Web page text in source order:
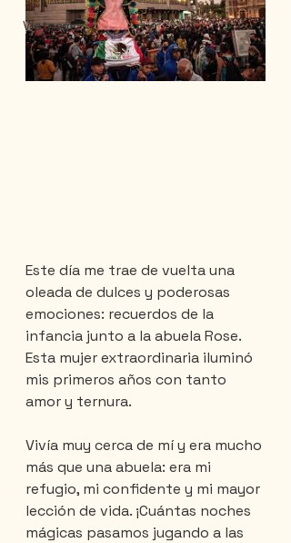
Vietnam
Este día me trae de vuelta una
oleada de dulces y poderosas
emociones: recuerdos de la
infancia junto a la abuela Rose.
Esta mujer extraordinaria iluminó
mis primeros años con tanto
amor y ternura.
Vivía muy cerca de mí y era mucho
más que una abuela: era mi
refugio, mi confidente y mi mayor
lección de vida. ¡Cuántas noches
mágicas pasamos jugando a las